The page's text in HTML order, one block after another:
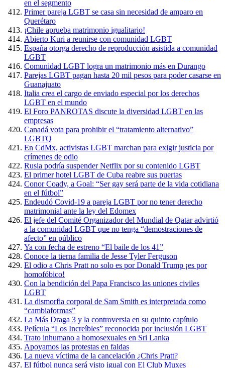
en el segmento
Primer pareja LGBT se casa sin necesidad de amparo en
Querétaro
¡Chile aprueba matrimonio igualitario!
Abierto Kuri a reunirse con comunidad LGBT
España otorga derecho de reproducción asistida a comunidad
LGBT
Comunidad LGBT logra un matrimonio más en Durango
Parejas LGBT pagan hasta 20 mil pesos para poder casarse en
Guanajuato
Italia crea el cargo de enviado especial por los derechos
LGBT en el mundo
El Foro PANROTAS discute la diversidad LGBT en las
empresas
Canadá vota para prohibir el “tratamiento alternativo”
LGBTQ
En CdMx, activistas LGBT marchan para exigir justicia por
crímenes de odio
Rusia podría suspender Netflix por su contenido LGBT
El primer hotel LGBT de Cuba reabre sus puertas
Conor Coady, a Goal: “Ser gay será parte de la vida cotidiana
en el fútbol”
Endeudó Covid-19 a pareja LGBT por no tener derecho
matrimonial ante la ley del Edomex
El jefe del Comité Organizador del Mundial de Qatar advirtió
a la comunidad LGBT que no tenga “demostraciones de
afecto” en público
Ya con fecha de estreno “El baile de los 41”
Conoce la tierna familia de Jesse Tyler Ferguson
El odio a Chris Pratt no solo es por Donald Trump ¡es por
homofóbico!
Con la bendición del Papa Francisco las uniones civiles
LGBT
La dismorfia corporal de Sam Smith es interpretada como
“cambiaformas”
La Más Draga 3 y la controversia en su quinto capítulo
Película “Los Increíbles” reconocida por inclusión LGBT
Trato inhumano a homosexuales en Sri Lanka
Apoyamos las protestas en faldas
La nueva víctima de la cancelación ¿Chris Pratt?
El fútbol nunca será visto igual con El Club Muxes